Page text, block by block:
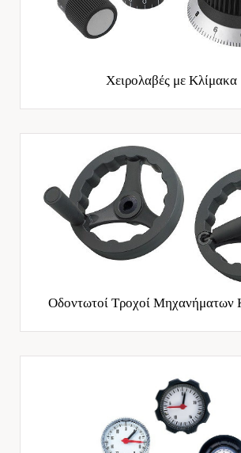
Χειρολαβές με Κλίμακα
Οδοντωτοί Τροχοί Μηχανήματων